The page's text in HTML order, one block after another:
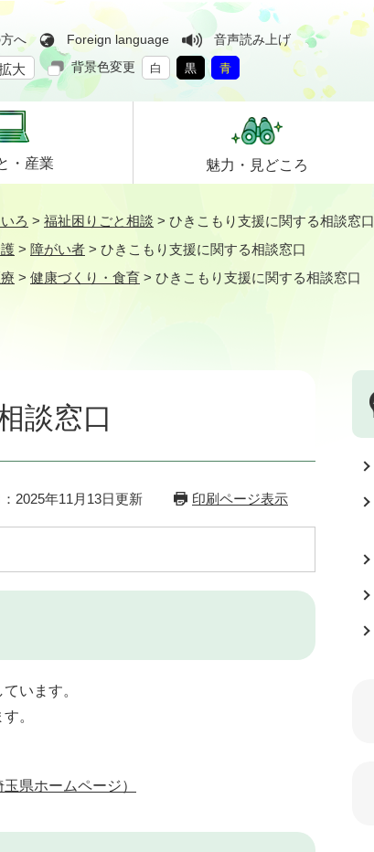
へ Foreign language
音声読み上げ
大 背景色変更 白 黒 青
・ 産業 魅力・ 見どころ
ろ > 福祉困りごと相談 > ひきこもり支援に関する相談窓口
> 障がい者 > ひきこもり支援に関する相談窓口
> 健康づくり・食育 > ひきこもり支援に関する相談窓口
談窓口
2025年11月13日更新 印刷ページ表示
います。
。
県ホームページ）